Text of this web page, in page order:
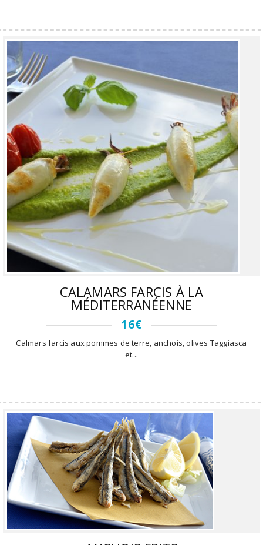
CALAMARS FARCIS À LA
MÉDITERRANÉENNE
16€
Calmars farcis aux pommes de terre, anchois, olives Taggiasca
et...